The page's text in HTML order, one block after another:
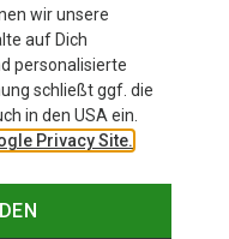
wir unsere
auf Dich
personalisierte
schließt ggf. die
in den USA ein.
Privacy Site.